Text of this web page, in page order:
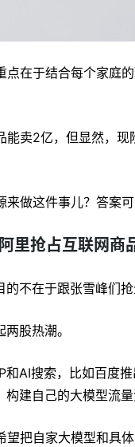
在于结合每个家庭
能卖2亿，但显然，
做这件事儿？答案
里抢占互联网商
的不在于跟张雪峰们
股热潮。
AI搜索，比如百度
建自己的大模型流
把自家大模型和具